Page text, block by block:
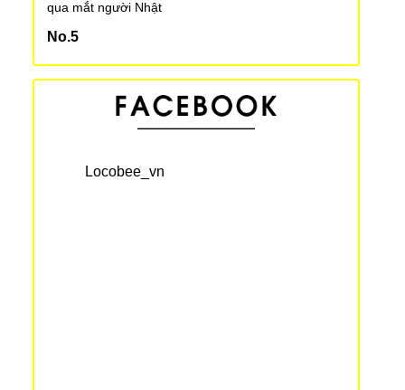
qua mắt người Nhật
Bản
Bài học từ 3 tỉnh thành mà phụ nữ có làn da đẹp
Locobee_vn